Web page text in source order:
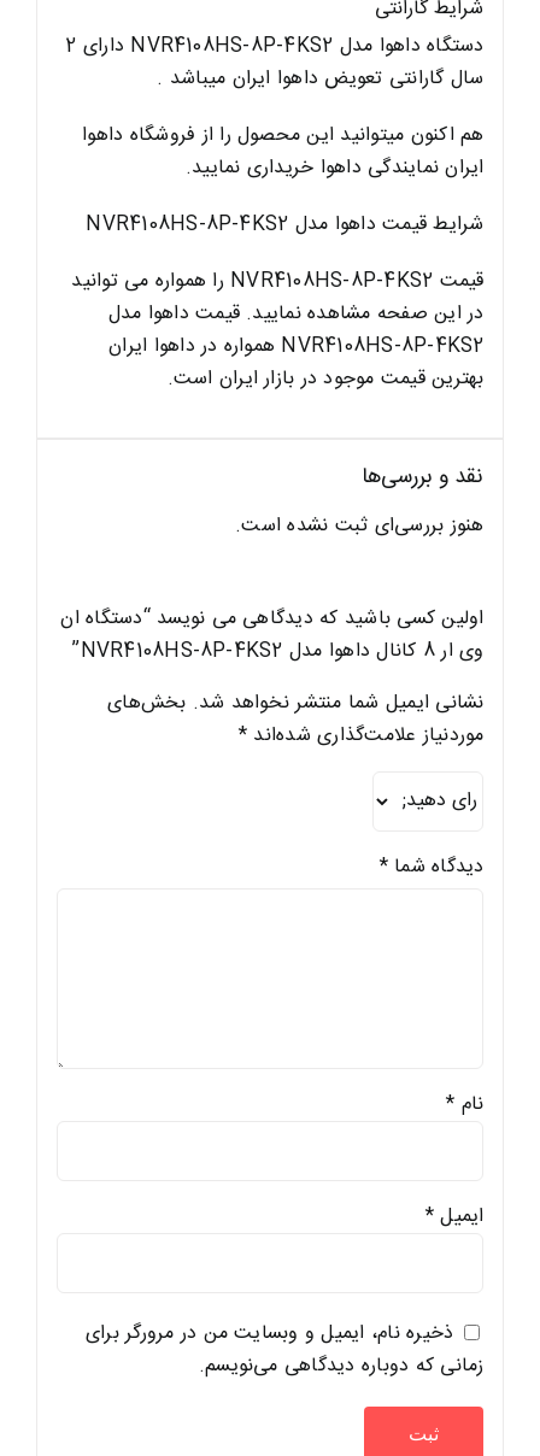
شرایط گارانتی
دستگاه داهوا مدل NVR4108HS-8P-4KS2 دارای 2
سال گارانتی تعویض داهوا ایران میباشد .
هم اکنون میتوانید این محصول را از فروشگاه داهوا
ایراننمایندگی داهوا خریداری نمایید.
شرایط قیمت داهوا مدل NVR4108HS-8P-4KS2
قیمت NVR4108HS-8P-4KS2 را همواره می توانید
در این صفحه مشاهده نمایید. قیمت داهوا مدل
NVR4108HS-8P-4KS2 همواره در داهوا ایران
بهترین قیمت موجود در بازار ایران است.
نقد و بررسی‌ها
هنوز بررسی‌ای ثبت نشده است.
اولین کسی باشید که دیدگاهی می نویسد “دستگاه ان
وی ار 8 کانال داهوا مدل NVR4108HS-8P-4KS2”
نشانی ایمیل شما منتشر نخواهد شد. بخش‌های
موردنیاز علامت‌گذاری شده‌اند *
دیدگاه شما*
نام *
ایمیل*
ذخیره نام، ایمیل و وبسایت من در مرورگر برای
زمانی که دوباره دیدگاهی می‌نویسم.